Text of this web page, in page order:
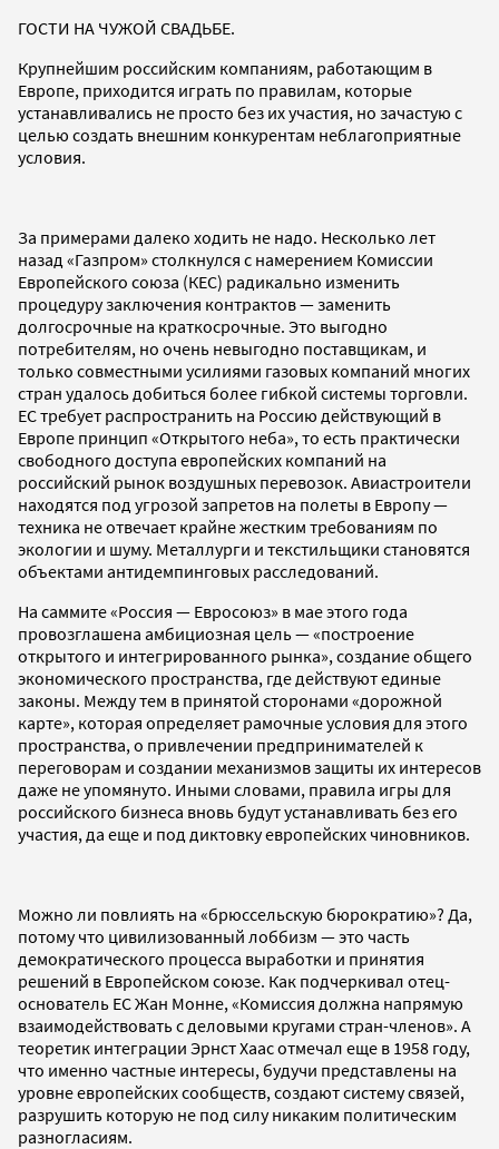
ГОСТИ НА ЧУЖОЙ СВАДЬБЕ.
Крупнейшим российским компаниям, работающим в
Европе, приходится играть по правилам, которые
устанавливались не просто без их участия, но зачастую с
целью создать внешним конкурентам неблагоприятные
условия.
За примерами далеко ходить не надо. Несколько лет
назад «Газпром» столкнулся с намерением Комиссии
Европейского союза (КЕС) радикально изменить
процедуру заключения контрактов — заменить
долгосрочные на краткосрочные. Это выгодно
потребителям, но очень невыгодно поставщикам, и
только совместными усилиями газовых компаний многих
стран удалось добиться более гибкой системы торговли.
ЕС требует распространить на Россию действующий в
Европе принцип «Открытого неба», то есть практически
свободного доступа европейских компаний на
российский рынок воздушных перевозок. Авиастроители
находятся под угрозой запретов на полеты в Европу —
техника не отвечает крайне жестким требованиям по
экологии и шуму. Металлурги и текстильщики становятся
объектами антидемпинговых расследований.
На саммите «Россия — Евросоюз» в мае этого года
провозглашена амбициозная цель — «построение
открытого и интегрированного рынка», создание общего
экономического пространства, где действуют единые
законы. Между тем в принятой сторонами «дорожной
карте», которая определяет рамочные условия для этого
пространства, о привлечении предпринимателей к
переговорам и создании механизмов защиты их интересов
даже не упомянуто. Иными словами, правила игры для
российского бизнеса вновь будут устанавливать без его
участия, да еще и под диктовку европейских чиновников.
Можно ли повлиять на «брюссельскую бюрократию»? Да,
потому что цивилизованный лоббизм — это часть
демократического процесса выработки и принятия
решений в Европейском союзе. Как подчеркивал отец-
основатель ЕС Жан Монне, «Комиссия должна напрямую
взаимодействовать с деловыми кругами стран-членов». А
теоретик интеграции Эрнст Хаас отмечал еще в 1958 году,
что именно частные интересы, будучи представлены на
уровне европейских сообществ, создают систему связей,
разрушить которую не под силу никаким политическим
разногласиям.